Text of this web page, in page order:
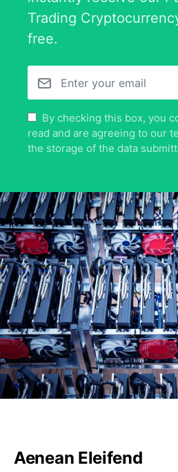
Trading
free.
By checking this box, you
read and are agreeing to our
the storage of the data
Aenean Eleifend